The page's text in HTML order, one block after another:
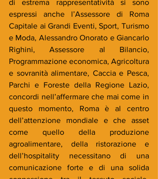
di estrema rappresentatività si sono
espressi anche l’Assessore di Roma
Capitale ai Grandi Eventi, Sport, Turismo
e Moda, Alessandro Onorato e Giancarlo
Righini, Assessore al Bilancio,
Programmazione economica, Agricoltura
e sovranità alimentare, Caccia e Pesca,
Parchi e Foreste della Regione Lazio,
concordi nell’affermare che mai come in
questo momento, Roma è al centro
dell’attenzione mondiale e che asset
come quello della produzione
agroalimentare, della ristorazione e
dell’hospitality necessitano di una
comunicazione forte e di una solida